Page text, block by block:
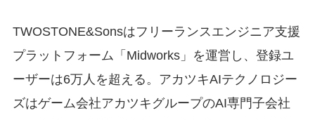
TWOSTONE&Sonsはフリーランスエンジニア支援
プラットフォーム「Midworks」を運営し、登録ユ
ーザーは6万人を超える。アカツキAIテクノロジー
ズはゲーム会社アカツキグループのAI専門子会社